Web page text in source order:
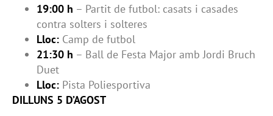
19:00 h – Partit de futbol: casats i casades
contra solters i solteres
Lloc: Camp de futbol
21:30 h – Ball de Festa Major amb Jordi Bruch
Duet
Lloc: Pista Poliesportiva
DILLUNS 5 D’AGOST